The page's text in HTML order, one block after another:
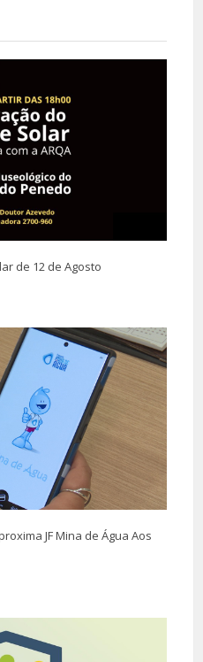
de 12 de Agosto
JF Mina de Água Aos